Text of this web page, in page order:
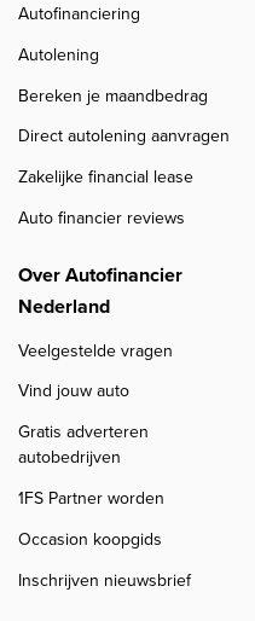
Autofinanciering
Autolening
Bereken je maandbedrag
Direct autolening aanvragen
Zakelijke financial lease
Auto financier reviews
Over Autofinancier
Nederland
Veelgestelde vragen
Vind jouw auto
Gratis adverteren
autobedrijven
1FS Partner worden
Occasion koopgids
Inschrijven nieuwsbrief